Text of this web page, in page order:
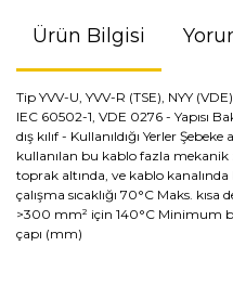
Ürün Bilgisi
Tip YVV-U, YVV-R (TSE), NYY
IEC 60502-1, VDE 0276 - Yapısı
dış kılıf - Kullanıldığı Yerler
kullanılan bu kablo fazla mekanik
toprak altında, ve kablo kanalında
çalışma sıcaklığı 70°C Maks.
>300 mm² için 140°C Minimum
çapı (mm)